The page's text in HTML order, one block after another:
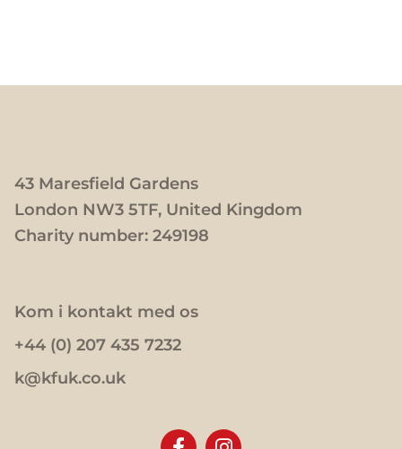
43 Maresfield Gardens
London NW3 5TF, United Kingdom
Charity number: 249198
Kom i kontakt med os
+44 (0) 207 435 7232
k@kfuk.co.uk